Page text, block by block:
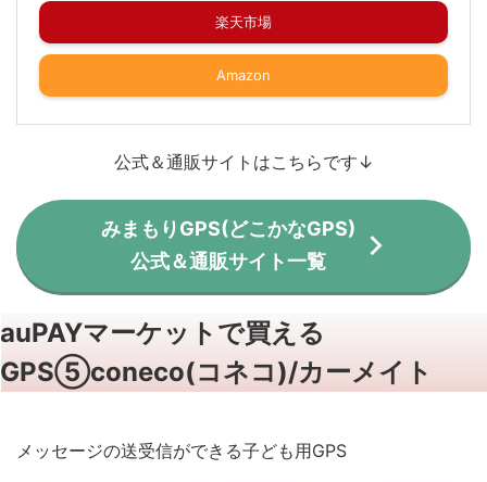
楽天市場
Amazon
公式＆通販サイトはこちらです↓
みまもりGPS(どこかなGPS)
公式＆通販サイト一覧
auPAYマーケットで買える
GPS⑤coneco(コネコ)/カーメイト
メッセージの送受信ができる子ども用GPS